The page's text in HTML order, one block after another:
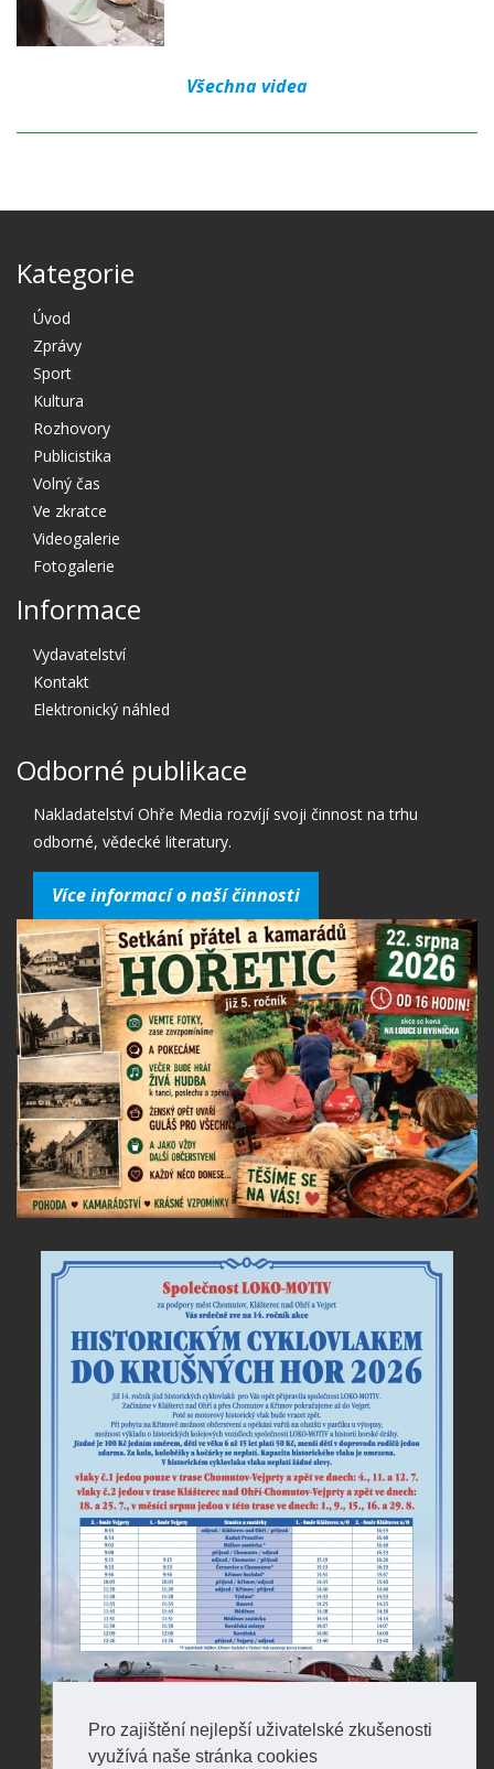
Pro zajištění nejlepší uživatelské zkušenosti
využívá naše stránka cookies
Všechna videa
Kategorie
Úvod
Zprávy
Sport
Kultura
Rozhovory
Publicistika
Volný čas
Ve zkratce
Videogalerie
Fotogalerie
Informace
Vydavatelství
Kontakt
Elektronický náhled
Odborné publikace
Nakladatelství Ohře Media rozvíjí svoji činnost na trhu
odborné, vědecké literatury.
Více informací o naší činnosti